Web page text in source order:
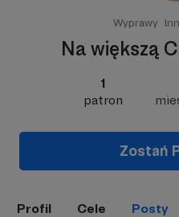
Wyprawy
Na większą
1
patron
Zostań
Profil Cele Posty